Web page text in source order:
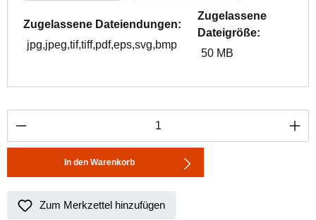
Zugelassene Dateiendungen:
jpg,jpeg,tif,tiff,pdf,eps,svg,bmp
Zugelassene
Dateigröße:
50 MB
Produkt Anzahl: Gib den gewünschten
In den Warenkorb
Zum Merkzettel hinzufügen